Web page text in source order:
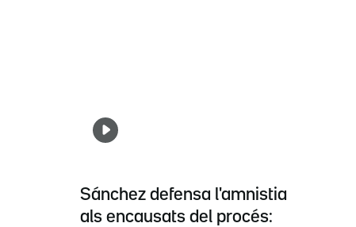
Sánchez defensa l'amnistia
als encausats del procés: